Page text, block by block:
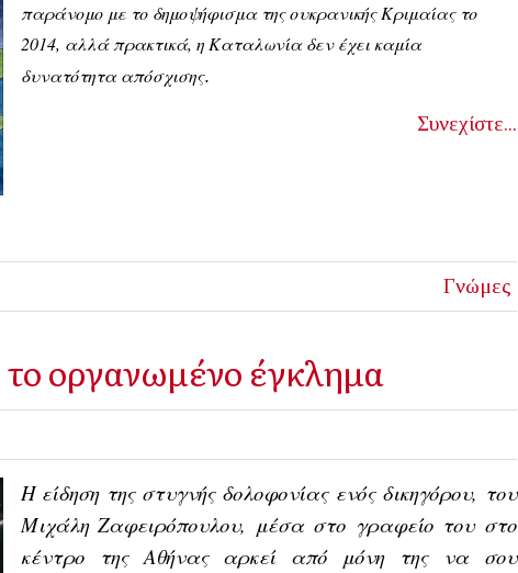
παράνομο με το δημοψήφισμα της ουκρανικής Κριμαίας το
2014, αλλά πρακτικά, η Καταλωνία δεν έχει καμία
δυνατότητα απόσχισης.
Συνεχίστε...
Γνώμες
οργανωμένο έγκλημα
Η είδηση της στυγνής δολοφονίας ενός δικηγόρου, του
Μιχάλη Ζαφειρόπουλου, μέσα στο γραφείο του στο
κέντρο της Αθήνας αρκεί από μόνη της να σου